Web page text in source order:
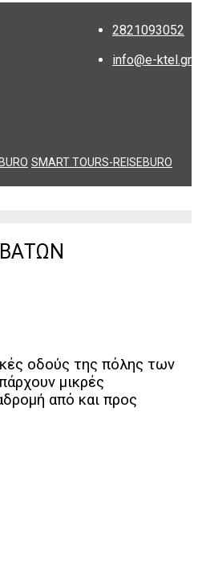
2821093052
info@e-ktel.gr
SMART TOURS-REISEBURO
οδούς της πόλης των
μικρές
από και προς